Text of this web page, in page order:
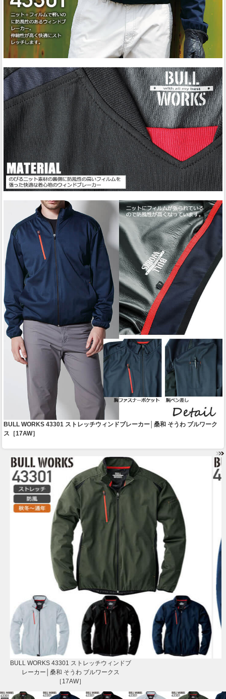
BULL WORKS 43301 ストレッチウィンドブレーカー│桑和 そうわ ブルワーク
ス［17AW］
BULL WORKS 43301 ストレッチウィンドブ
レーカー│桑和 そうわ ブルワークス
［17AW］